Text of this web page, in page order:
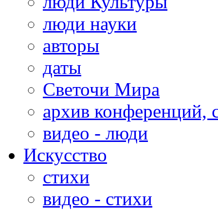
люди науки
авторы
даты
Светочи Мира
архив конференций,
видео - люди
Искусство
стихи
видео - стихи